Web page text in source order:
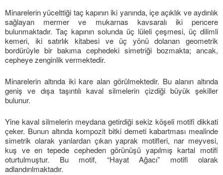
Minarelerin yücelttiği taç kapının iki yanında, içe açıklık ve aydınlık
sağlayan mermer ve mukarnas kavsaralı iki pencere
bulunmaktadır. Taç kapının solunda üç lüleli çeşmesi, üç dilimli
kemeri, iki satırlık kitabesi ve üç yönü dolanan geometrik
bordürüyle bir bakıma cephedeki simetriği bozmakta; ancak,
cepheye zenginlik vermektedir.
Minarelerin altında iki kare alan görülmektedir. Bu alanın altında
geniş ve dışa taşıntılı kaval silmelerin çizdiği büyük şekiller
bulunur.
Yine kaval silmelerin meydana getirdiği sekiz köşeli motifi dikkati
çeker. Bunun altında kompozit bitki demeti kabartması mealinde
simetrik olarak yanlardan çıkan yaprak motifleri, nar meyvesi,
kuş ve en tepede cepheden görünüşü yapılmış kartal motifi
oturtulmuştur. Bu motif, “Hayat Ağacı” motifi olarak
adlandırılmaktadır.